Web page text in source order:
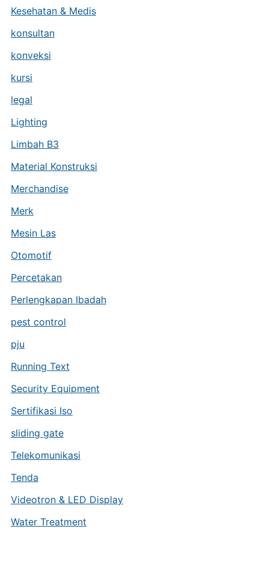
Kesehatan & Medis
konsultan
konveksi
kursi
legal
Lighting
Limbah B3
Material Konstruksi
Merchandise
Merk
Mesin Las
Otomotif
Percetakan
Perlengkapan Ibadah
pest control
pju
Running Text
Security Equipment
Sertifikasi Iso
sliding gate
Telekomunikasi
Tenda
Videotron & LED Display
Water Treatment